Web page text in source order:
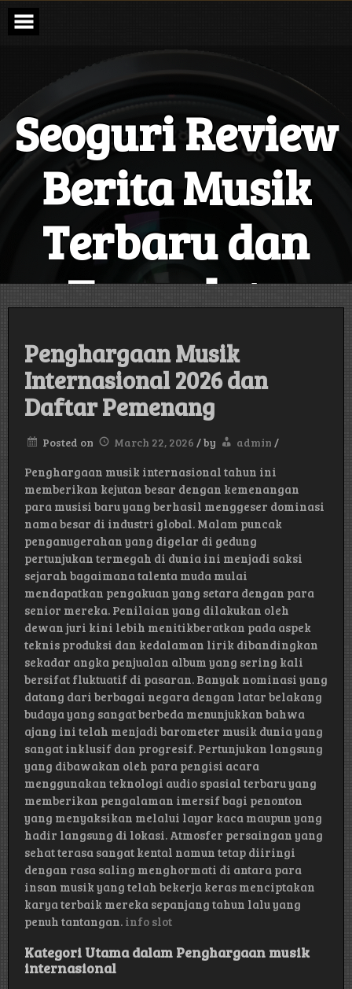
Skip
content
Seoguri Review
Berita Musik
Terbaru dan
Terupdate
Penghargaan Musik
Internasional 2026 dan
Daftar Pemenang
Posted on March 22, 2026 /by admin /
Penghargaan musik internasional tahun ini
memberikan kejutan besar dengan kemenangan
para musisi baru yang berhasil menggeser dominasi
nama besar di industri global. Malam puncak
penganugerahan yang digelar di gedung
pertunjukan termegah di dunia ini menjadi saksi
sejarah bagaimana talenta muda mulai
mendapatkan pengakuan yang setara dengan para
senior mereka. Penilaian yang dilakukan oleh
dewan juri kini lebih menitikberatkan pada aspek
teknis produksi dan kedalaman lirik dibandingkan
sekadar angka penjualan album yang sering kali
bersifat fluktuatif di pasaran. Banyak nominasi yang
datang dari berbagai negara dengan latar belakang
budaya yang sangat berbeda menunjukkan bahwa
ajang ini telah menjadi barometer musik dunia yang
sangat inklusif dan progresif. Pertunjukan langsung
yang dibawakan oleh para pengisi acara
menggunakan teknologi audio spasial terbaru yang
memberikan pengalaman imersif bagi penonton
yang menyaksikan melalui layar kaca maupun yang
hadir langsung di lokasi. Atmosfer persaingan yang
sehat terasa sangat kental namun tetap diiringi
dengan rasa saling menghormati di antara para
insan musik yang telah bekerja keras menciptakan
karya terbaik mereka sepanjang tahun lalu yang
penuh tantangan. info slot
Kategori Utama dalam Penghargaan musik
internasional